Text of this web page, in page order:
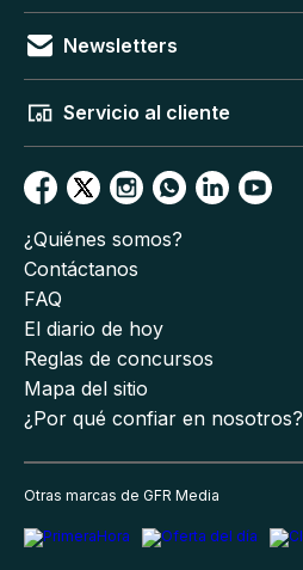
Newsletters
Servicio al cliente
¿Quiénes somos?
Contáctanos
FAQ
El diario de hoy
Reglas de concursos
Mapa del sitio
¿Por qué confiar en nosotros?
Otras marcas de GFR Media